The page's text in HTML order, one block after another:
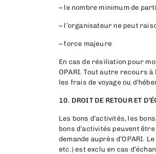
– le nombre minimum de
– l’organisateur ne peut
– force majeure
En cas de résiliation pour
OPARI. Tout autre recours à
les frais de voyage ou
10. DROIT DE RETOUR ET
Les bons d’activités, les
bons d’activités peuvent
demande auprès d’OPARI.
etc.) est exclu en cas